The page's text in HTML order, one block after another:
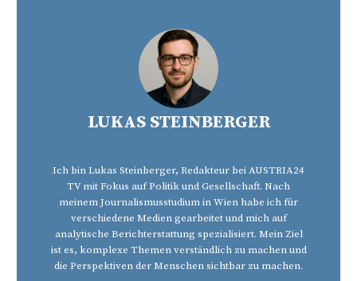
LUKAS STEINBERGER
Ich bin Lukas Steinberger, Redakteur bei AUSTRIA24
TV mit Fokus auf Politik und Gesellschaft. Nach
meinem Journalismusstudium in Wien habe ich für
verschiedene Medien gearbeitet und mich auf
analytische Berichterstattung spezialisiert. Mein Ziel
ist es, komplexe Themen verständlich zu machen und
die Perspektiven der Menschen sichtbar zu machen.